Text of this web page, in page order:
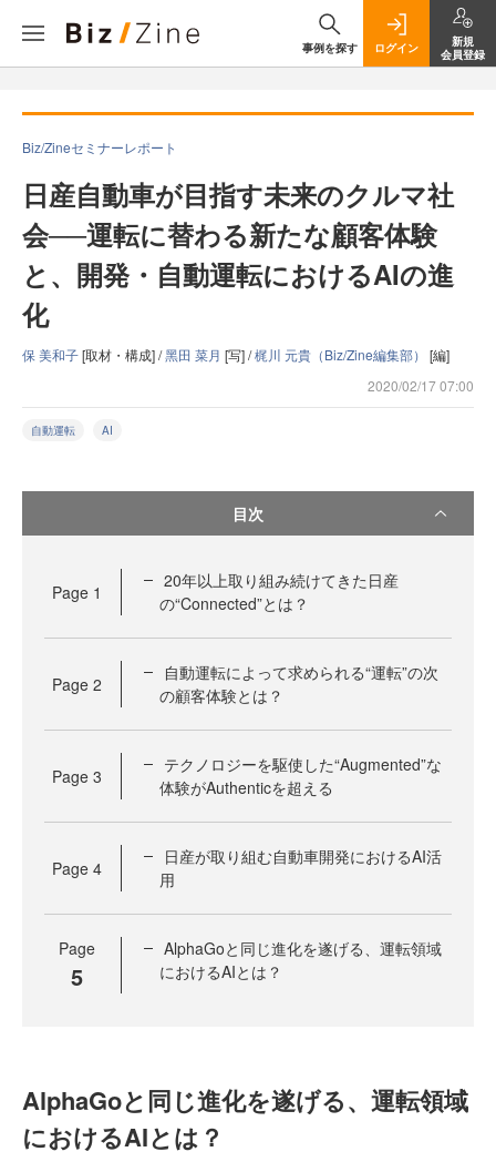
事例を探す ログイン
新規
会員登録
Biz/Zineセミナーレポート
日産自動車が目指す未来のクルマ社
会──運転に替わる新たな顧客体験
と、開発・自動運転におけるAIの進
化
保 美和子[取材・構成] /黑田 菜月 [写] /梶川 元貴（Biz/Zine編集部） [編]
2020/02/17 07:00
自動運転 AI
目次
Page 1
20年以上取り組み続けてきた日産
の“Connected”とは？
Page 2
自動運転によって求められる“運転”の次
の顧客体験とは？
Page 3
テクノロジーを駆使した“Augmented”な
体験がAuthenticを超える
Page 4
日産が取り組む自動車開発におけるAI活
用
Page
5
AlphaGoと同じ進化を遂げる、運転領域
におけるAIとは？
AlphaGoと同じ進化を遂げる、運転領域
におけるAIとは？